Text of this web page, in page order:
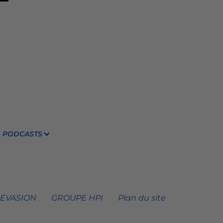
PODCASTS
GROUPE HPI Plan du site